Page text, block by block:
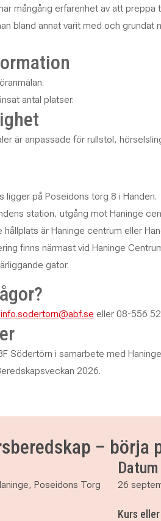
mångårig erfarenhet av att preppa
bland annat varit med och grundat
antal platser.
är anpassade för rullstol,
ligger på Poseidons torg 8 i Handen.
station, utgång mot Haninge
hållplats är Haninge centrum eller
finns närmast vid Haninge
gator.
info.sodertorn@abf.se eller 08-556
Södertörn i samarbete med
2026.
– börja
Poseidons Torg
Datum
26
Kurs